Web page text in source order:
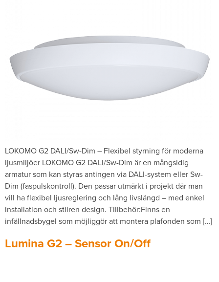
LOKOMO G2 DALI/Sw-Dim – Flexibel styrning för moderna
ljusmiljöer LOKOMO G2 DALI/Sw-Dim är en mångsidig
armatur som kan styras antingen via DALI-system eller Sw-
Dim (faspulskontroll). Den passar utmärkt i projekt där man
vill ha flexibel ljusreglering och lång livslängd – med enkel
installation och stilren design. Tillbehör:Finns en
infällnadsbygel som möjliggör att montera plafonden som […]
Lumina G2 – Sensor On/Off